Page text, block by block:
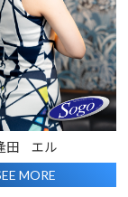
田 エル
MORE